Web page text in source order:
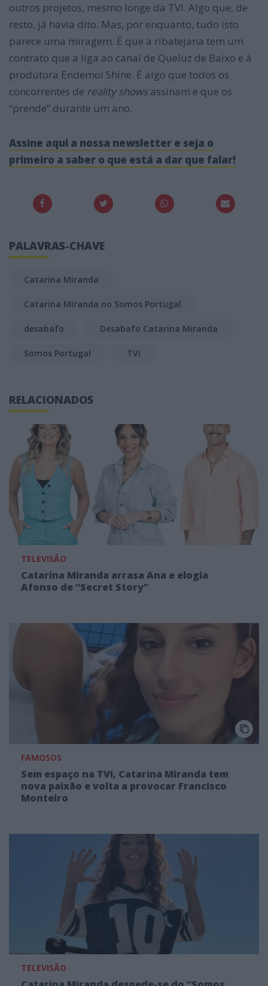
outros projetos, mesmo longe da TVI. Algo que, de
resto, já havia dito. Mas, por enquanto, tudo isto
parece uma miragem. É que a ribatejana tem um
contrato que a liga ao canal de Queluz de Baixo e à
produtora Endemol Shine. É algo que todos os
concorrentes de reality showsassinam e que os
“prende” durante um ano.
Assine aqui a nossa newsletter e seja o
primeiro a saber o que está a dar que falar!
PALAVRAS-CHAVE
Catarina Miranda
Catarina Miranda no Somos Portugal
desabafo Desabafo Catarina Miranda
Somos Portugal TVI
RELACIONADOS
TELEVISÃO
Catarina Miranda arrasa Ana e elogia
Afonso de “Secret Story”
FAMOSOS
Sem espaço na TVI, Catarina Miranda tem
nova paixão e volta a provocar Francisco
Monteiro
TELEVISÃO